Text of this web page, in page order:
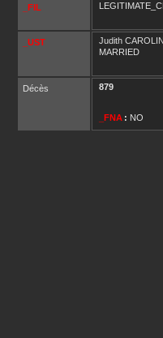
_FIL
_UST Judith
MARRIED
Décès 879
_FNA : NO